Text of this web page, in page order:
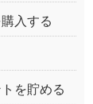
入する
を貯める